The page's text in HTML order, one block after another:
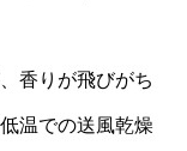
香りが飛びがち
温での送風乾燥